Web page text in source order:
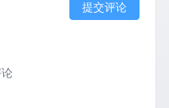
提交评论